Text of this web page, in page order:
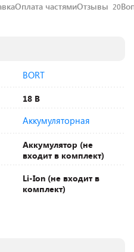
Оплата частямиОтзывы 20
BORT
18 В
Аккумуляторная
Аккумулятор (не
входит в комплект)
Li-Ion (не входит в
комплект)